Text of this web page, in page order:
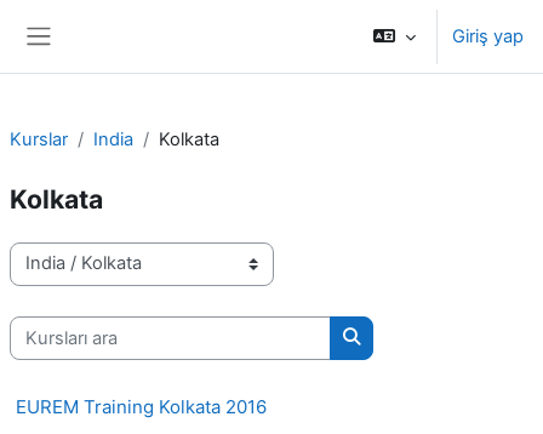
Giriş yap
Kurslar India Kolkata
Kolkata
Kurs Kategorileri
Kursları ara
Kursları ara
EUREM Training Kolkata 2016